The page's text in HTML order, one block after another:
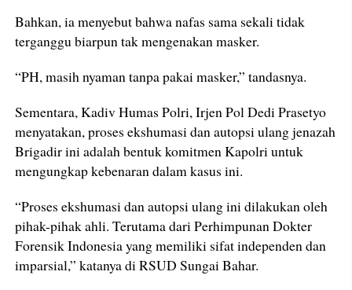
Bahkan, ia menyebut bahwa nafas sama sekali tidak
terganggu biarpun tak mengenakan masker.
“PH, masih nyaman tanpa pakai masker,” tandasnya.
Sementara, Kadiv Humas Polri, Irjen Pol Dedi Prasetyo
menyatakan, proses ekshumasi dan autopsi ulang jenazah
Brigadir ini adalah bentuk komitmen Kapolri untuk
mengungkap kebenaran dalam kasus ini.
“Proses ekshumasi dan autopsi ulang ini dilakukan oleh
pihak-pihak ahli. Terutama dari Perhimpunan Dokter
Forensik Indonesia yang memiliki sifat independen dan
imparsial,” katanya di RSUD Sungai Bahar.